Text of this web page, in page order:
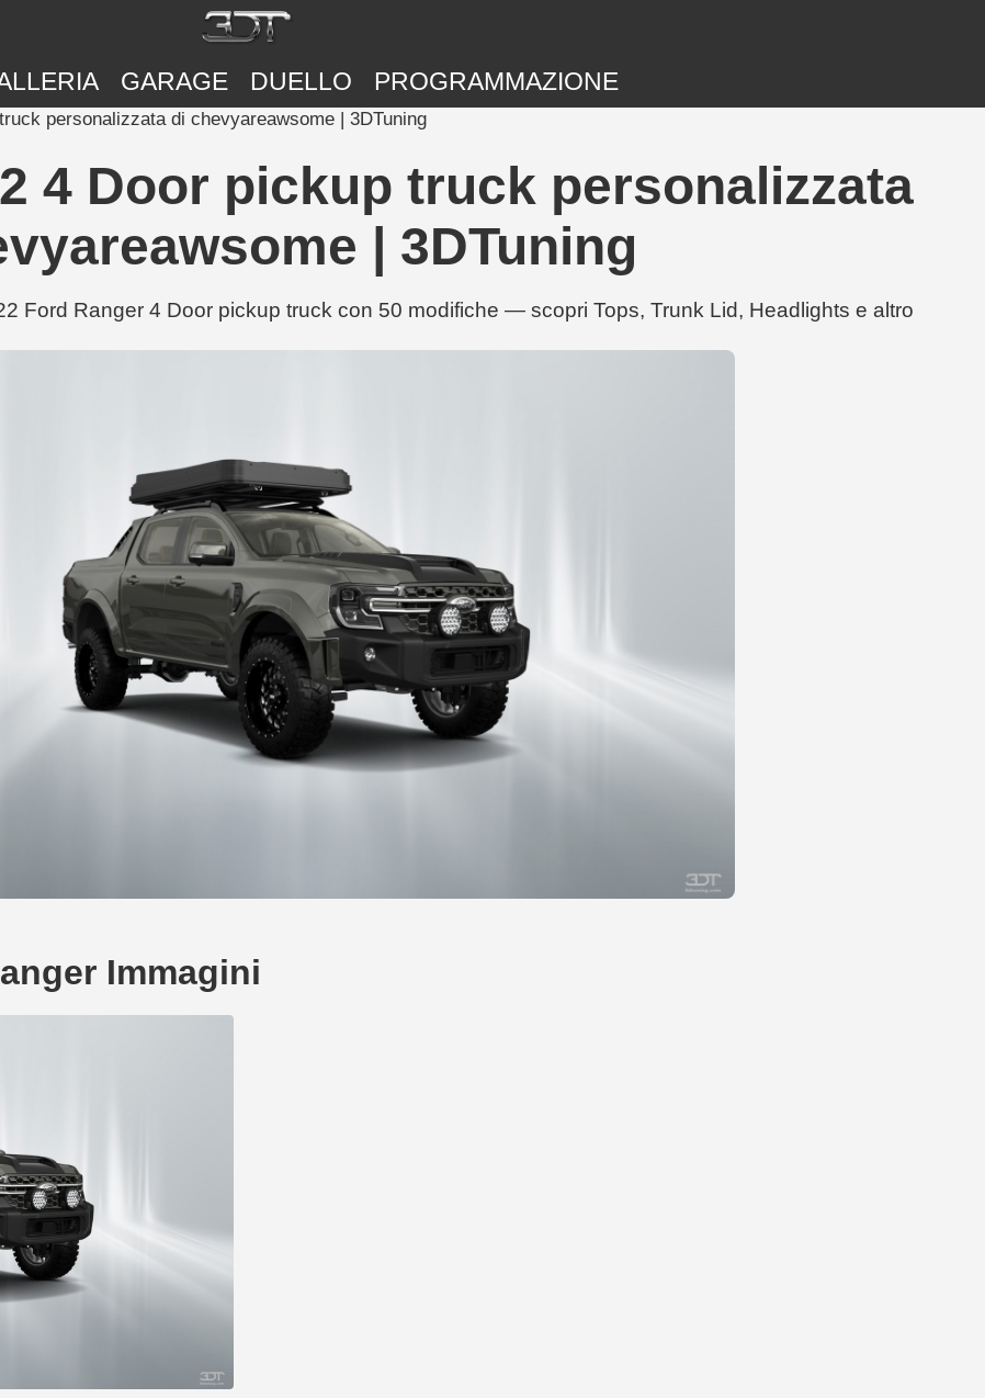
GARAGE DUELLO PROGRAMMAZIONE
personalizzata di chevyareawsome | 3DTuning
4 Door pickup truck personalizzata
| 3DTuning
Ford Ranger 4 Door pickup truck con 50 modifiche — scopri Tops, Trunk Lid, Headlights e altro
Immagini